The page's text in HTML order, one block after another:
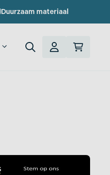
Duurzaam materiaal